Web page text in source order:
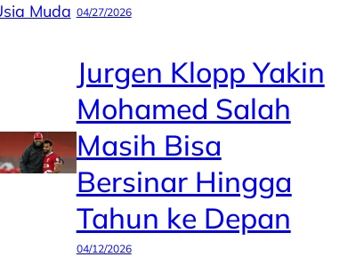
04/27/2026
Jurgen Klopp Yakin
Mohamed Salah
Masih Bisa
Bersinar Hingga
Tahun ke Depan
04/12/2026